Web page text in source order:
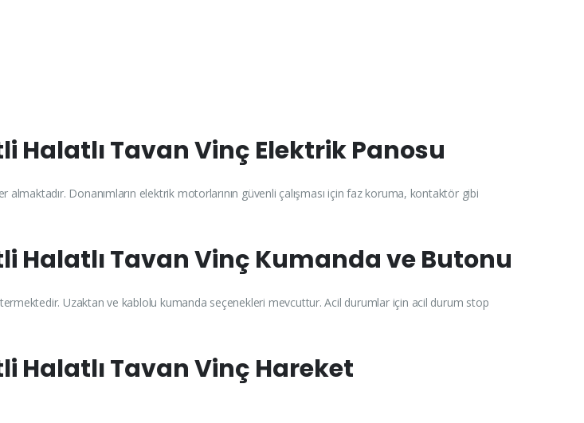
Halatlı Tavan Vinç Elektrik Panosu
almaktadır. Donanımların elektrik motorlarının güvenli çalışması için faz koruma, kontaktör gibi
Halatlı Tavan Vinç Kumanda ve Butonu
Uzaktan ve kablolu kumanda seçenekleri mevcuttur. Acil durumlar için acil durum stop
Halatlı Tavan Vinç Hareket